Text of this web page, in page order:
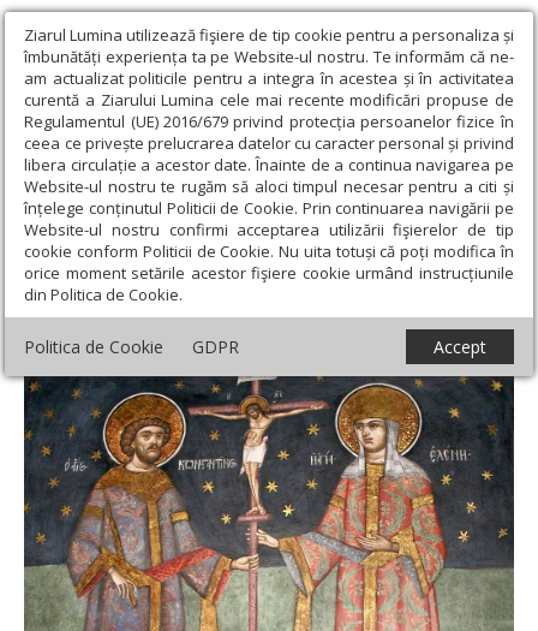
Ziarul Lumina utilizează fişiere de tip cookie pentru a personaliza și
îmbunătăți experiența ta pe Website-ul nostru. Te informăm că ne-
am actualizat politicile pentru a integra în acestea și în activitatea
curentă a Ziarului Lumina cele mai recente modificări propuse de
Regulamentul (UE) 2016/679 privind protecția persoanelor fizice în
ceea ce privește prelucrarea datelor cu caracter personal și privind
libera circulație a acestor date. Înainte de a continua navigarea pe
Website-ul nostru te rugăm să aloci timpul necesar pentru a citi și
înțelege conținutul Politicii de Cookie. Prin continuarea navigării pe
Website-ul nostru confirmi acceptarea utilizării fişierelor de tip
cookie conform Politicii de Cookie. Nu uita totuși că poți modifica în
orice moment setările acestor fişiere cookie urmând instrucțiunile
din Politica de Cookie.
Politica de Cookie GDPR Accept
Ziarul Lumina › Actualitate religioasă › Documentar › Sfinţii
Împăraţi Constantin şi Elena împreună cu Hristos răstignit la Hurezi
Sfinţii Împăraţi Constantin şi Elena
împreună cu Hristos răstignit la Hurezi